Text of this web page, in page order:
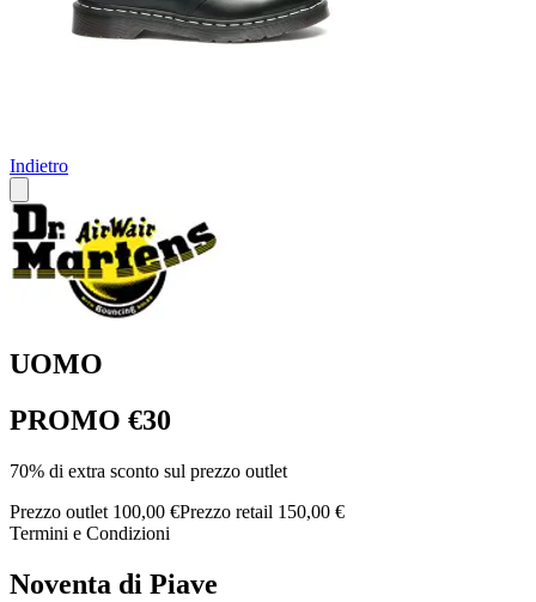
Indietro
UOMO
PROMO €30
70% di extra sconto sul prezzo outlet
Prezzo outlet 100,00 €Prezzo retail 150,00 €
Termini e Condizioni
Noventa di Piave